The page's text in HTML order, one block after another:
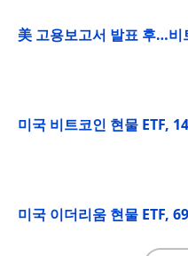
美 고용보고서 발표 후…
미국 비트코인 현물 ETF,
미국 이더리움 현물 ETF,